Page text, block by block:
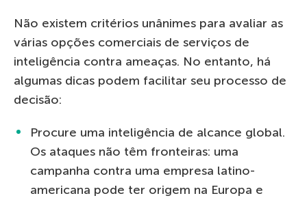
Não existem critérios unânimes para avaliar as
várias opções comerciais de serviços de
inteligência contra ameaças. No entanto, há
algumas dicas podem facilitar seu processo de
decisão:
Procure uma inteligência de alcance global.
Os ataques não têm fronteiras: uma
campanha contra uma empresa latino-
americana pode ter origem na Europa e